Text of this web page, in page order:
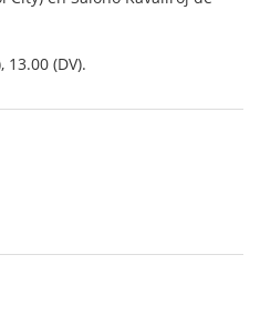
13.00 (DV).